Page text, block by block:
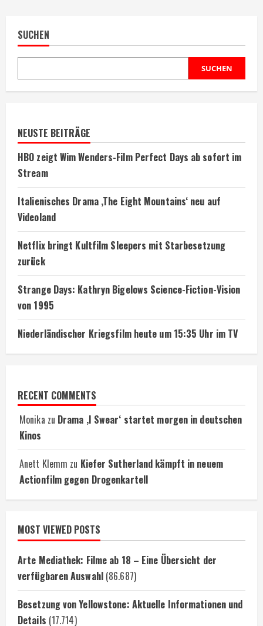
SUCHEN
SUCHEN
NEUSTE BEITRÄGE
HBO zeigt Wim Wenders-Film Perfect Days ab sofort im
Stream
Italienisches Drama ‚The Eight Mountains‘ neu auf
Videoland
Netflix bringt Kultfilm Sleepers mit Starbesetzung
zurück
Strange Days: Kathryn Bigelows Science-Fiction-Vision
von 1995
Niederländischer Kriegsfilm heute um 15:35 Uhr im TV
RECENT COMMENTS
Monika zu Drama ‚I Swear‘ startet morgen in deutschen
Kinos
Anett Klemm zu Kiefer Sutherland kämpft in neuem
Actionfilm gegen Drogenkartell
MOST VIEWED POSTS
Arte Mediathek: Filme ab 18 – Eine Übersicht der
verfügbaren Auswahl (86.687)
Besetzung von Yellowstone: Aktuelle Informationen und
Details (17.714)